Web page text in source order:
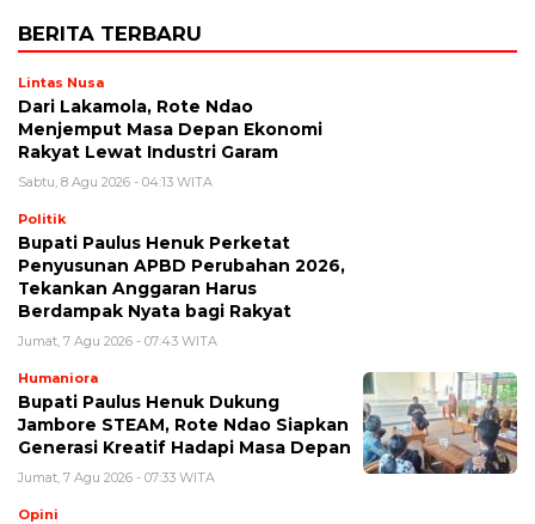
BERITA TERBARU
Lintas Nusa
Dari Lakamola, Rote Ndao
Menjemput Masa Depan Ekonomi
Rakyat Lewat Industri Garam
Sabtu, 8 Agu 2026 - 04:13 WITA
Politik
Bupati Paulus Henuk Perketat
Penyusunan APBD Perubahan 2026,
Tekankan Anggaran Harus
Berdampak Nyata bagi Rakyat
Jumat, 7 Agu 2026 - 07:43 WITA
Humaniora
Bupati Paulus Henuk Dukung
Jambore STEAM, Rote Ndao Siapkan
Generasi Kreatif Hadapi Masa Depan
Jumat, 7 Agu 2026 - 07:33 WITA
Opini